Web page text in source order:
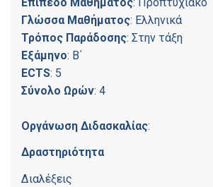
Επίπεδο Μαθήματος: Προπτυχιακό
Γλώσσα Μαθήματος: Ελληνικά
Τρόπος Παράδοσης: Στην τάξη
Εξάμηνο: Β΄
ECTS: 5
Σύνολο Ωρών: 4
Οργάνωση Διδασκαλίας:
Δραστηριότητα
Διαλέξεις